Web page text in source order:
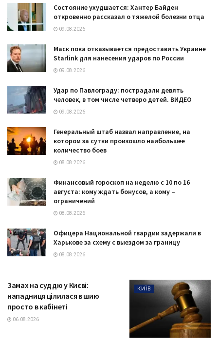
Состояние ухудшается: Хантер Байден
откровенно рассказал о тяжелой болезни отца
09.08.2026
Маск пока отказывается предоставить Украине
Starlink для нанесения ударов по России
09.08.2026
Удар по Павлограду: пострадали девять
человек, в том числе четверо детей. ВИДЕО
09.08.2026
Генеральный штаб назвал направление, на
котором за сутки произошло наибольшее
количество боев
08.08.2026
Финансовый гороскоп на неделю с 10 по 16
августа: кому ждать бонусов, а кому –
ограничений
08.08.2026
Офицера Национальной гвардии задержали в
Харькове за схему с выездом за границу
08.08.2026
КИЇВ
Замах на суддю у Києві:
нападниця цілилася в шию
просто в кабінеті
06.08.2026